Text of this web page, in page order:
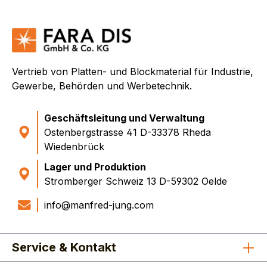
Vertrieb von Platten- und Blockmaterial für Industrie,
Gewerbe, Behörden und Werbetechnik.
Geschäftsleitung und Verwaltung
Ostenbergstrasse 41 D-33378 Rheda
Wiedenbrück
Lager und Produktion
Stromberger Schweiz 13 D-59302 Oelde
info@manfred-jung.com
Service & Kontakt